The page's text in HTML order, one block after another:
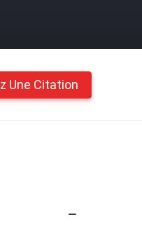
Une Citation